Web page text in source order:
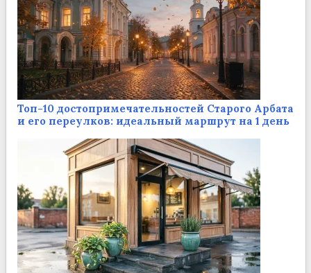
Топ-10 достопримечательностей Старого Арбата
и его переулков: идеальный маршрут на 1 день